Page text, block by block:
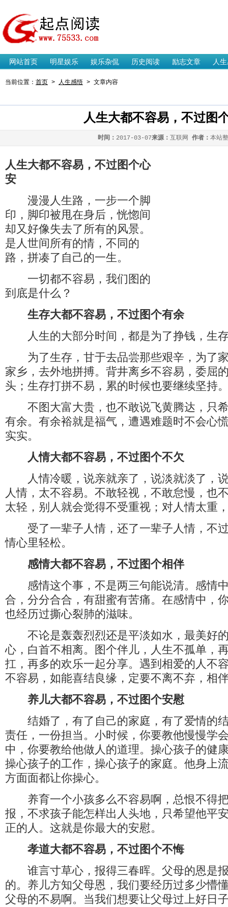
网站首页 明星娱乐 娱乐杂侃 历史阅读 励志文章 人
当前位置： 首页 > 人生感悟 > 文章内容
人生大都不容易，不过图
时间： 2017-03-07来源： 互联网 作者： 本站
人生大都不容易，不过图个心
安
漫漫人生路，一步一个脚
印，脚印被甩在身后，恍惚间
却又好像失去了所有的风景。
是人世间所有的情，不同的
路，拼凑了自己的一生。
一切都不容易，我们图的
到底是什么？
生存大都不容易，不过图个有余
人生的大部分时间，都是为了挣钱，生
为了生存，甘于去品尝那些艰辛，为了
家乡，去外地拼搏。背井离乡不容易，委屈
头；生存打拼不易，累的时候也要继续坚持
不图大富大贵，也不敢说飞黄腾达，只
有余。有余裕就是福气，遭遇难题时不会心
实实。
人情大都不容易，不过图个不欠
人情冷暖，说亲就亲了，说淡就淡了，
人情，太不容易。不敢轻视，不敢怠慢，也
太轻，别人就会觉得不受重视；对人情太重
受了一辈子人情，还了一辈子人情，不
情心里轻松。
感情大都不容易，不过图个相伴
感情这个事，不是两三句能说清。感情
合，分分合合，有甜蜜有苦痛。在感情中，
也经历过撕心裂肺的滋味。
不论是轰轰烈烈还是平淡如水，最美好
心，白首不相离。图个伴儿，人生不孤单，
扛，再多的欢乐一起分享。遇到相爱的人不
不容易，如能喜结良缘，定要不离不弃，相
养儿大都不容易，不过图个安慰
结婚了，有了自己的家庭，有了爱情的
责任，一份担当。小时候，你要教他慢慢学
中，你要教给他做人的道理。操心孩子的健
操心孩子的工作，操心孩子的家庭。他身上
方面面都让你操心。
养育一个小孩多么不容易啊，总恨不得
报，不求孩子能怎样出人头地，只希望他平
正的人。这就是你最大的安慰。
孝道大都不容易，不过图个不悔
谁言寸草心，报得三春晖。父母的恩是
的。养儿方知父母恩，我们要经历过多少懵
父母的不易啊。当我们想要让父母过上好日